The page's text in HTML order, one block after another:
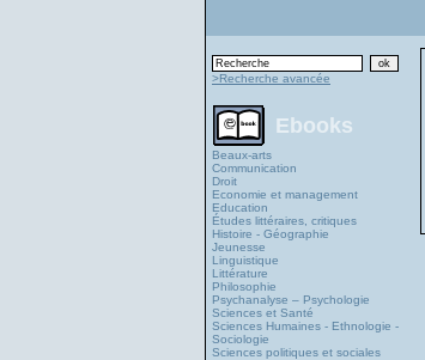
>Recherche avancée
Ebooks
Beaux-arts
Communication
Droit
Economie et management
Education
Études littéraires, critiques
Histoire - Géographie
Jeunesse
Linguistique
Littérature
Philosophie
Psychanalyse – Psychologie
Sciences et Santé
Sciences Humaines - Ethnologie -
Sociologie
Sciences politiques et sociales